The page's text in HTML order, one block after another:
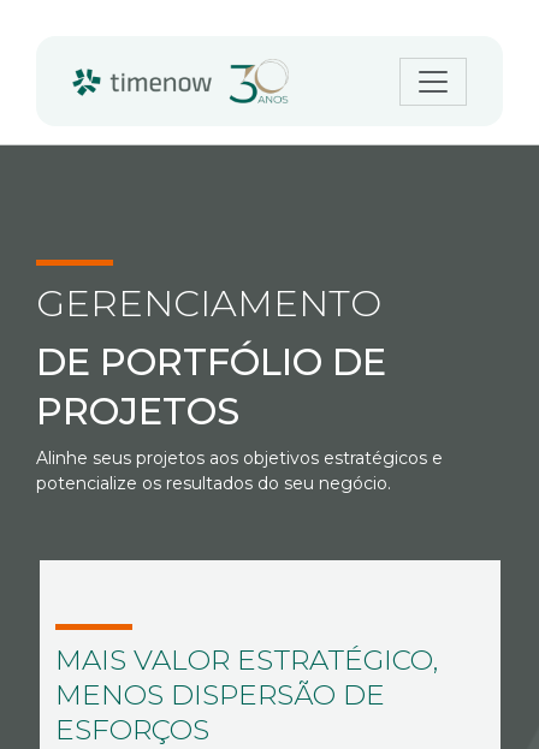
GERENCIAMENTO
DE PORTFÓLIO DE
PROJETOS
Alinhe seus projetos aos objetivos estratégicos e
potencialize os resultados do seu negócio.
MAIS VALOR ESTRATÉGICO,
MENOS DISPERSÃO DE
ESFORÇOS